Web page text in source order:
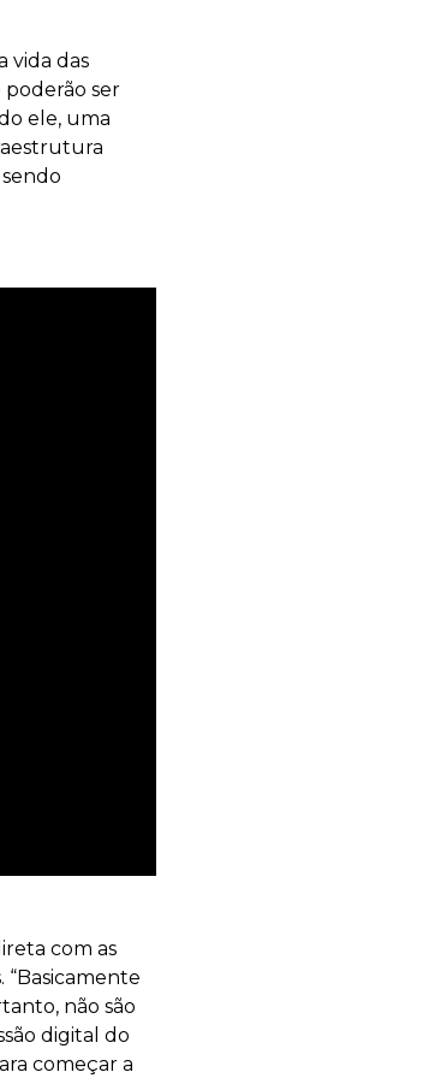
vida das
poderão ser
ele, uma
com as
não são
digital do
começar a